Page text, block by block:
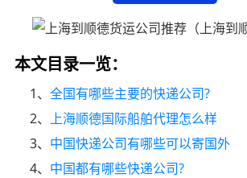
本文目录一览：
1、全国有哪些主要的快递公司?
2、 上海顺德国际船舶代理怎么样
3、 中国快递公司有哪些可以寄国外
4、 中国都有哪些快递公司?